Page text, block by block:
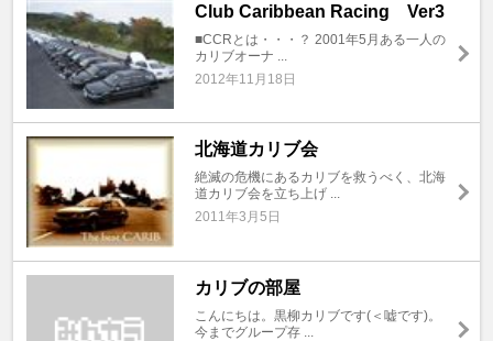
Club Caribbean Racing Ver3
■CCRとは・・・？ 2001年5月ある一人の
カリブオーナ ...
2012年11月18日
北海道カリブ会
絶滅の危機にあるカリブを救うべく、北海
道カリブ会を立ち上げ ...
2011年3月5日
カリブの部屋
こんにちは。黒柳カリブです(＜嘘です)。
今までグループ存 ...